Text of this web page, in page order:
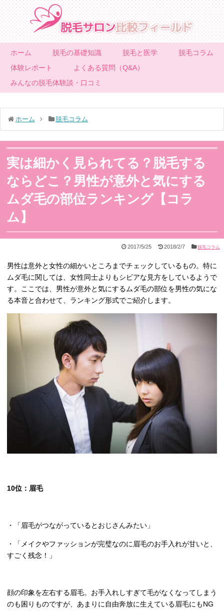
ホーム 脱毛の基礎知識 脱毛と医学
脱毛コラム
体験レポート
よくある質問（Q&A）
みんなの脱毛体験談・口コミ
ホーム 脱毛コラム
実は細かく見られてる？脱毛する
ならどこ？男性が意外と気にする
ムダ毛の部位ランキング【コラ
ム】
2017/5/25 2018/2/7 脱毛コラム
男性は意外と女性の細かいところまでチェックしているもの。特に
ムダ毛に関しては、女性同士よりもシビアな見方をしているようで
す。ここでは、男性が意外と気にするムダ毛の部位を男性の気にな
る本音と合わせて、ランキング形式でご紹介します。
10位：眉毛
・「眉毛がつながっているとおじさんみたい」
・「メイクやファッションが完璧なのに眉毛のお手入れが甘いと、
すごく残念！」
顔の印象を左右する眉毛。お手入れしすぎて毛がなくなってしまう
のも困りものですが、あまりに自由奔放に生えている眉毛にもNG